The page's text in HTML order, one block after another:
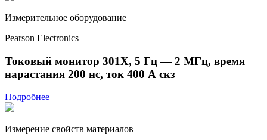
Измерительное оборудование
Pearson Electronics
Токовый монитор 301X, 5 Гц — 2 МГц, время
нарастания 200 нс, ток 400 А скз
Подробнее
Измерение свойств материалов